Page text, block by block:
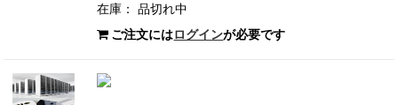
在庫：品切れ中
ご注文にはログインが必要です